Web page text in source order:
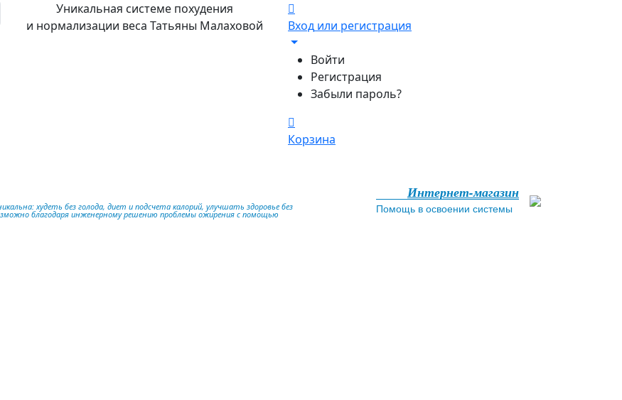
Уникальная системе похудения
и нормализации веса Татьяны Малаховой
Вход или регистрация
Войти
Регистрация
Забыли пароль?
Корзина
худеть без голода, диет и подсчета калорий, улучшать здоровье без
благодаря инженерному решению проблемы ожирения с помощью
Интернет-магазин
Помощь в освоении системы